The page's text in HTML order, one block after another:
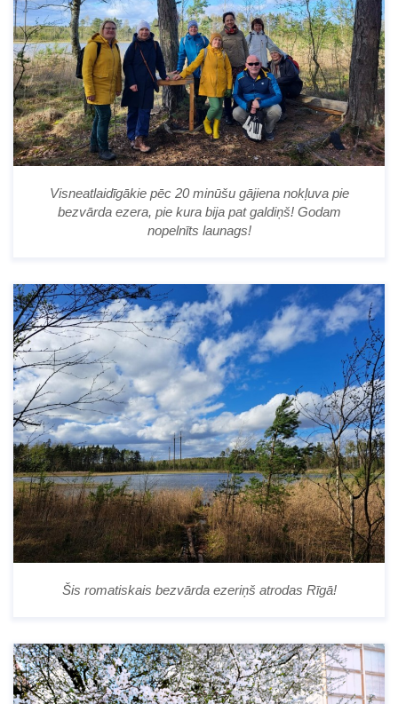
Visneatlaidīgākie pēc 20 minūšu gājiena nokļuva pie
bezvārda ezera, pie kura bija pat galdiņš! Godam
nopelnīts launags!
Šis romatiskais bezvārda ezeriņš atrodas Rīgā!